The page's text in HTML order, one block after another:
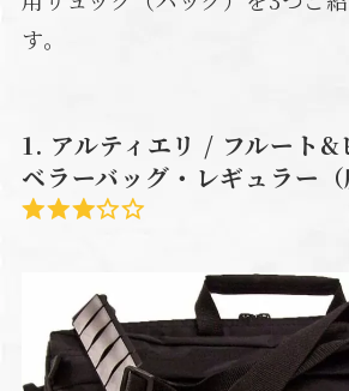
す。
1. アルティエリ / フルート&
ベラーバッグ・レギュラー（